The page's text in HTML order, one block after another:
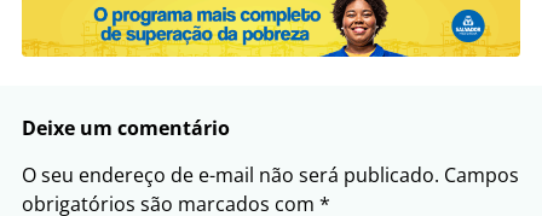
Deixe um comentário
O seu endereço de e-mail não será publicado. Campos
obrigatórios são marcados com *